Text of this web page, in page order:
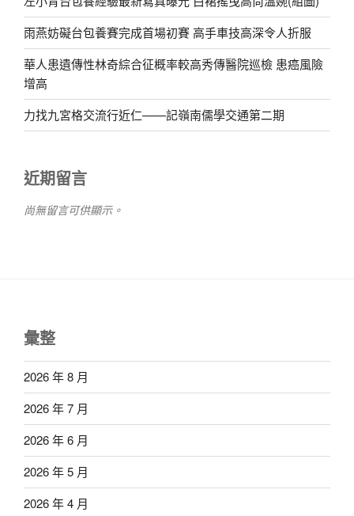
雨燕妨礙台包養賽完成首場初賽 高手車技高深令人折服
華人患遺傳性林奇綜合征概率較高秀傳醫院巡檢 患癌風險
增高
力找九宮格交流行近仁——記嶺南儒學交通第二期
近期留言
尚無留言可供顯示。
彙整
2026 年 8 月
2026 年 7 月
2026 年 6 月
2026 年 5 月
2026 年 4 月